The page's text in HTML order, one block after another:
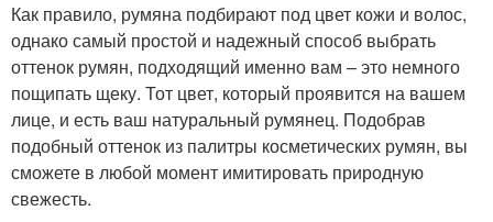
Как правило, румяна подбирают под цвет кожи и волос,
однако самый простой и надежный способ выбрать
оттенок румян, подходящий именно вам – это немного
пощипать щеку. Тот цвет, который проявится на вашем
лице, и есть ваш натуральный румянец. Подобрав
подобный оттенок из палитры косметических румян, вы
сможете в любой момент имитировать природную
свежесть.